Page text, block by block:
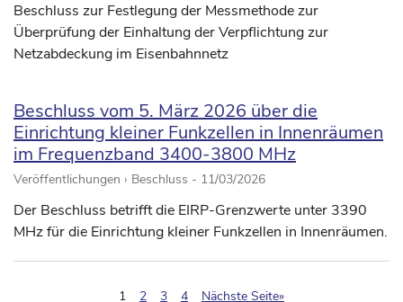
Beschluss zur Festlegung der Messmethode zur
Überprüfung der Einhaltung der Verpflichtung zur
Netzabdeckung im Eisenbahnnetz
Beschluss vom 5. März 2026 über die
Einrichtung kleiner Funkzellen in Innenräumen
im Frequenzband 3400-3800 MHz
Veröffentlichungen › Beschluss - 11/03/2026
Der Beschluss betrifft die EIRP-Grenzwerte unter 3390
MHz für die Einrichtung kleiner Funkzellen in Innenräumen.
1(pagination.current)
2 3 4 Nächste Seite»